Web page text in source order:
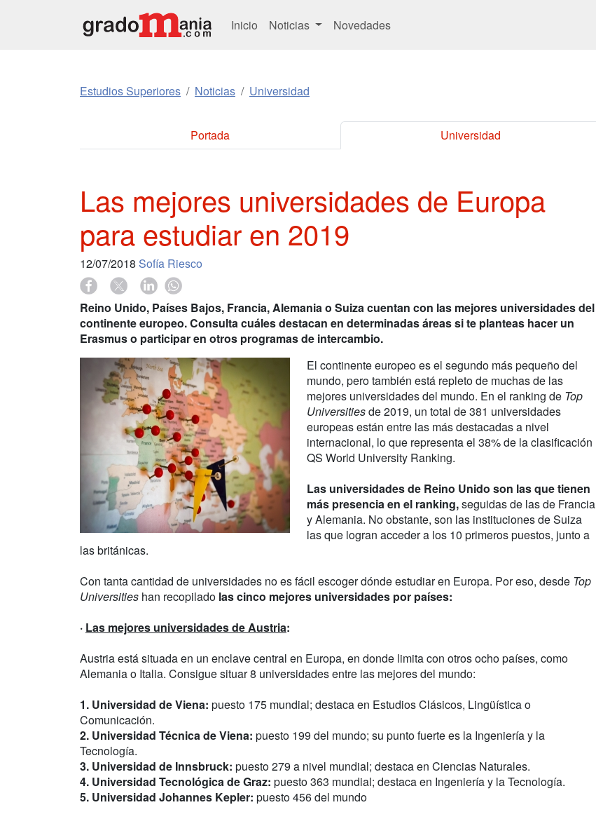
Inicio Noticias Novedades
Estudios Superiores Noticias Universidad
Portada Universidad
Las mejores universidades de Europa
para estudiar en 2019
12/07/2018 Sofía Riesco
Reino Unido, Países Bajos, Francia, Alemania o Suiza cuentan con las mejores universidades del
continente europeo. Consulta cuáles destacan en determinadas áreas si te planteas hacer un
Erasmus o participar en otros programas de intercambio.
El continente europeo es el segundo más pequeño del
mundo, pero también está repleto de muchas de las
mejores universidades del mundo. En el ranking de Top
Universitiesde 2019, un total de 381 universidades
europeas están entre las más destacadas a nivel
internacional, lo que representa el 38% de la clasificación
QS World University Ranking.
Las universidades de Reino Unido son las que tienen
más presencia en el ranking,seguidas de las de Francia
y Alemania. No obstante, son las instituciones de Suiza
las que logran acceder a los 10 primeros puestos, junto a
las británicas.
Con tanta cantidad de universidades no es fácil escoger dónde estudiar en Europa. Por eso, desde Top
Universities han recopilado las cinco mejores universidades por países:
· Las mejores universidades de Austria:
Austria está situada en un enclave central en Europa, en donde limita con otros ocho países, como
Alemania o Italia. Consigue situar 8 universidades entre las mejores del mundo:
1. Universidad de Viena: puesto 175 mundial; destaca en Estudios Clásicos, Lingüística o
Comunicación.
2. Universidad Técnica de Viena: puesto 199 del mundo; su punto fuerte es la Ingeniería y la
Tecnología.
3. Universidad de Innsbruck: puesto 279 a nivel mundial; destaca en Ciencias Naturales.
4. Universidad Tecnológica de Graz: puesto 363 mundial; destaca en Ingeniería y la Tecnología.
5. Universidad Johannes Kepler: puesto 456 del mundo